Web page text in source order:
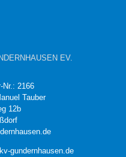
EV.
Nr.: 2166
Tauber
12b
gundernhausen.de